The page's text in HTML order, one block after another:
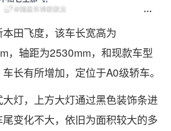
田飞度，该车长宽高为
，轴距为2530mm，和现款车型
长有所增加，定位于A0级轿车。
灯，上方大灯通过黑色装饰条进
变化不大，依旧为面积较大的多